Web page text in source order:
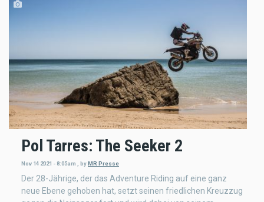
Pol Tarres: The Seeker 2
Nov 14 2021 - 8:05am byMR Presse
Der 28-Jährige, der das Adventure Riding auf eine ganz
neue Ebene gehoben hat, setzt seinen friedlichen Kreuzzug